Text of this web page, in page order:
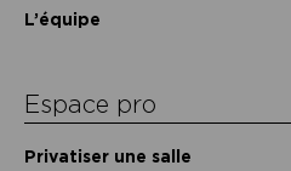
L’équipe
Espace pro
Privatiser une salle